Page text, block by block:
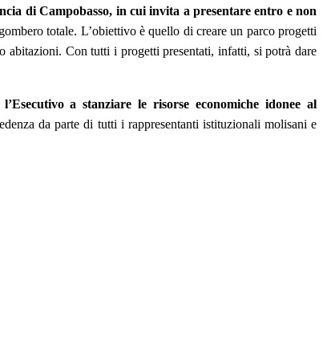
di Campobasso, in cui invita a presentare entro e non
totale. L’obiettivo è quello di creare un parco progetti
abitazioni. Con tutti i progetti presentati, infatti, si potrà dare
a stanziare le risorse economiche idonee al
da parte di tutti i rappresentanti istituzionali molisani e